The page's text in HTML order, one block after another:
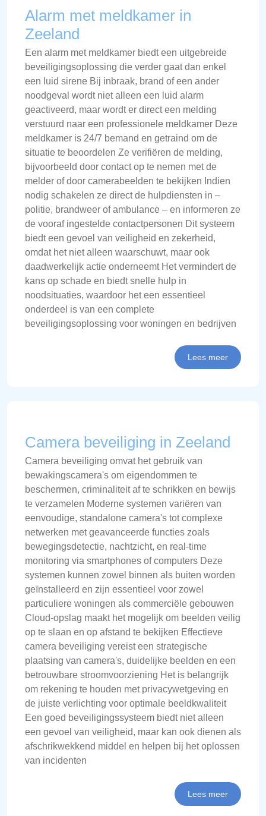
Alarm met meldkamer in
Zeeland
Een alarm met meldkamer biedt een uitgebreide
beveiligingsoplossing die verder gaat dan enkel
een luid sirene Bij inbraak, brand of een ander
noodgeval wordt niet alleen een luid alarm
geactiveerd, maar wordt er direct een melding
verstuurd naar een professionele meldkamer Deze
meldkamer is 24/7 bemand en getraind om de
situatie te beoordelen Ze verifiëren de melding,
bijvoorbeeld door contact op te nemen met de
melder of door camerabeelden te bekijken Indien
nodig schakelen ze direct de hulpdiensten in –
politie, brandweer of ambulance – en informeren ze
de vooraf ingestelde contactpersonen Dit systeem
biedt een gevoel van veiligheid en zekerheid,
omdat het niet alleen waarschuwt, maar ook
daadwerkelijk actie onderneemt Het vermindert de
kans op schade en biedt snelle hulp in
noodsituaties, waardoor het een essentieel
onderdeel is van een complete
beveiligingsoplossing voor woningen en bedrijven
Lees meer
Camera beveiliging in Zeeland
Camera beveiliging omvat het gebruik van
bewakingscamera's om eigendommen te
beschermen, criminaliteit af te schrikken en bewijs
te verzamelen Moderne systemen variëren van
eenvoudige, standalone camera's tot complexe
netwerken met geavanceerde functies zoals
bewegingsdetectie, nachtzicht, en real-time
monitoring via smartphones of computers Deze
systemen kunnen zowel binnen als buiten worden
geïnstalleerd en zijn essentieel voor zowel
particuliere woningen als commerciële gebouwen
Cloud-opslag maakt het mogelijk om beelden veilig
op te slaan en op afstand te bekijken Effectieve
camera beveiliging vereist een strategische
plaatsing van camera's, duidelijke beelden en een
betrouwbare stroomvoorziening Het is belangrijk
om rekening te houden met privacywetgeving en
de juiste verlichting voor optimale beeldkwaliteit
Een goed beveiligingssysteem biedt niet alleen
een gevoel van veiligheid, maar kan ook dienen als
afschrikwekkend middel en helpen bij het oplossen
van incidenten
Lees meer